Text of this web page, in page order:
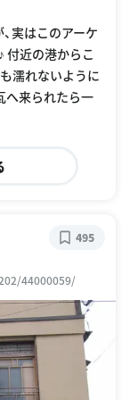
実はこのアーケ
付近の港からこ
濡れないように
へ来られたら一
44000059/
495